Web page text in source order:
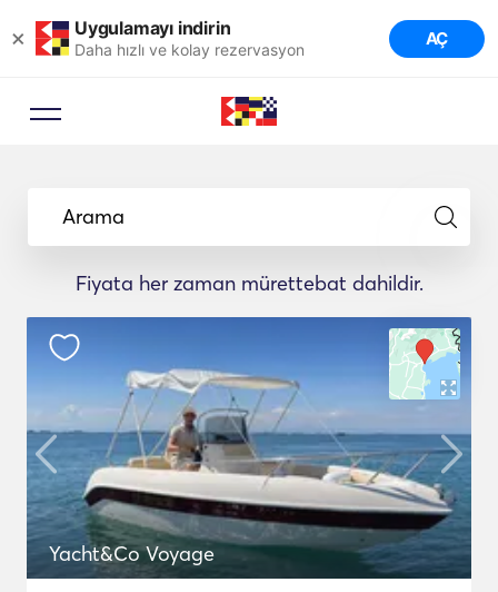
× Uygulamayı indirin
Daha hızlı ve kolay rezervasyon AÇ
Arama
Fiyata her zaman mürettebat dahildir.
Yacht&Co Voyage